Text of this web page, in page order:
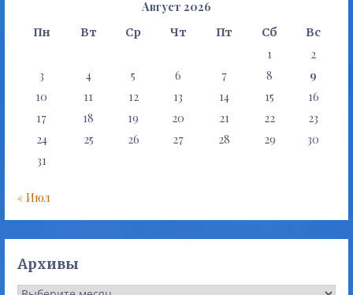
Август 2026
Пн Вт Ср Чт Пт Сб Вс
1
2
3
4 5 6 7 8
9
10
11 12 13 14 15
16
17
18 19 20 21 22
23
24
25 26 27 28 29
30
31
« Июл
Архивы